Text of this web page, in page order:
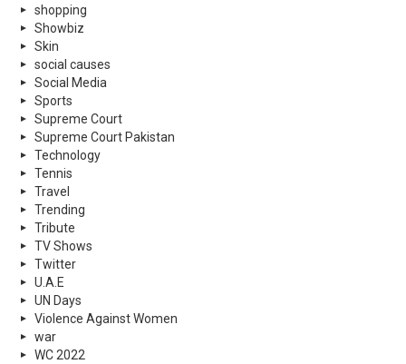
shopping
Showbiz
Skin
social causes
Social Media
Sports
Supreme Court
Supreme Court Pakistan
Technology
Tennis
Travel
Trending
Tribute
TV Shows
Twitter
U.A.E
UN Days
Violence Against Women
war
WC 2022